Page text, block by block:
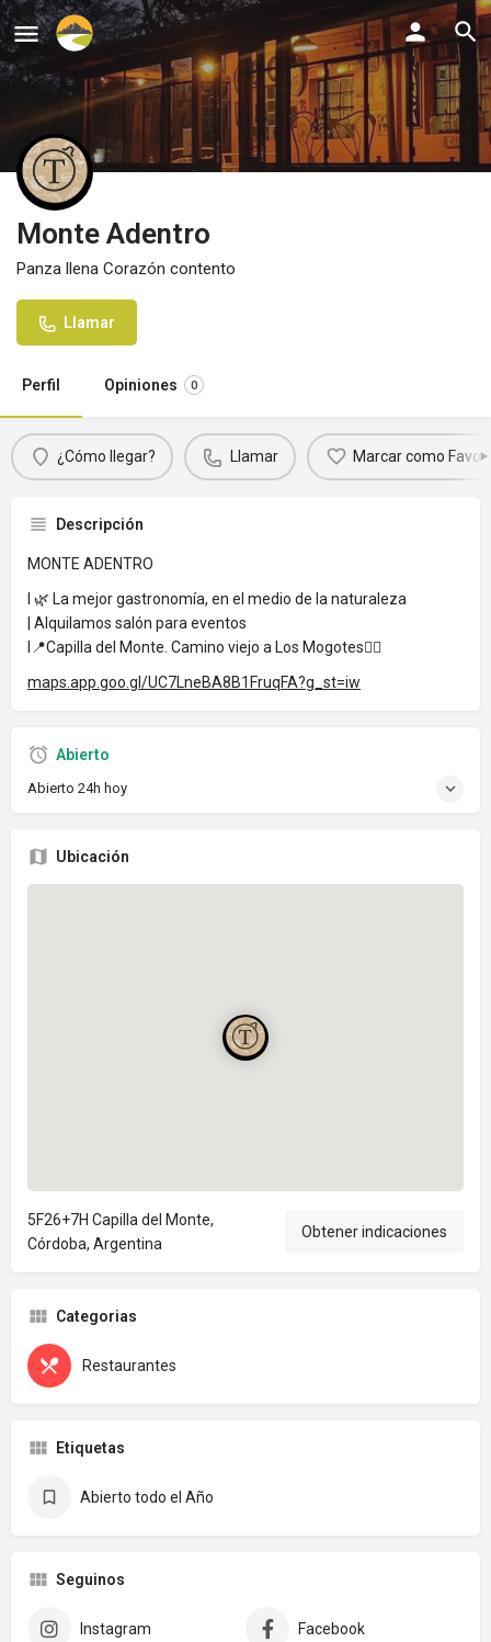
Monte Adentro
Panza llena Corazón contento
Llamar
Perfil Opiniones 0
¿Cómo llegar? Llamar Marcar como
Descripción
MONTE ADENTRO
I 🌿 La mejor gastronomía, en el medio de la naturaleza
| Alquilamos salón para eventos
I📍Capilla del Monte. Camino viejo a Los Mogotes👇🏽
maps.app.goo.gl/UC7LneBA8B1FruqFA?g_st=iw
Abierto
Abierto 24h hoy
Ubicación
5F26+7H Capilla del Monte,
Córdoba, Argentina
Obtener indicaciones
Categorias
Restaurantes
Etiquetas
Abierto todo el Año
Seguinos
Instagram Facebook